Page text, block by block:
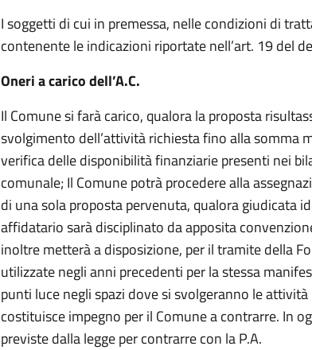
I soggetti di cui in premessa, nelle condizioni di
contenente le indicazioni riportate nell’art. 19 del
Oneri a carico dell’A.C.
Il Comune si farà carico, qualora la proposta
svolgimento dell’attività richiesta fino alla somma
verifica delle disponibilità finanziarie presenti nei
comunale; Il Comune potrà procedere alla
di una sola proposta pervenuta, qualora giudicata
affidatario sarà disciplinato da apposita
inoltre metterà a disposizione, per il tramite della
utilizzate negli anni precedenti per la stessa
punti luce negli spazi dove si svolgeranno le
costituisce impegno per il Comune a contrarre. In
previste dalla legge per contrarre con la P.A.